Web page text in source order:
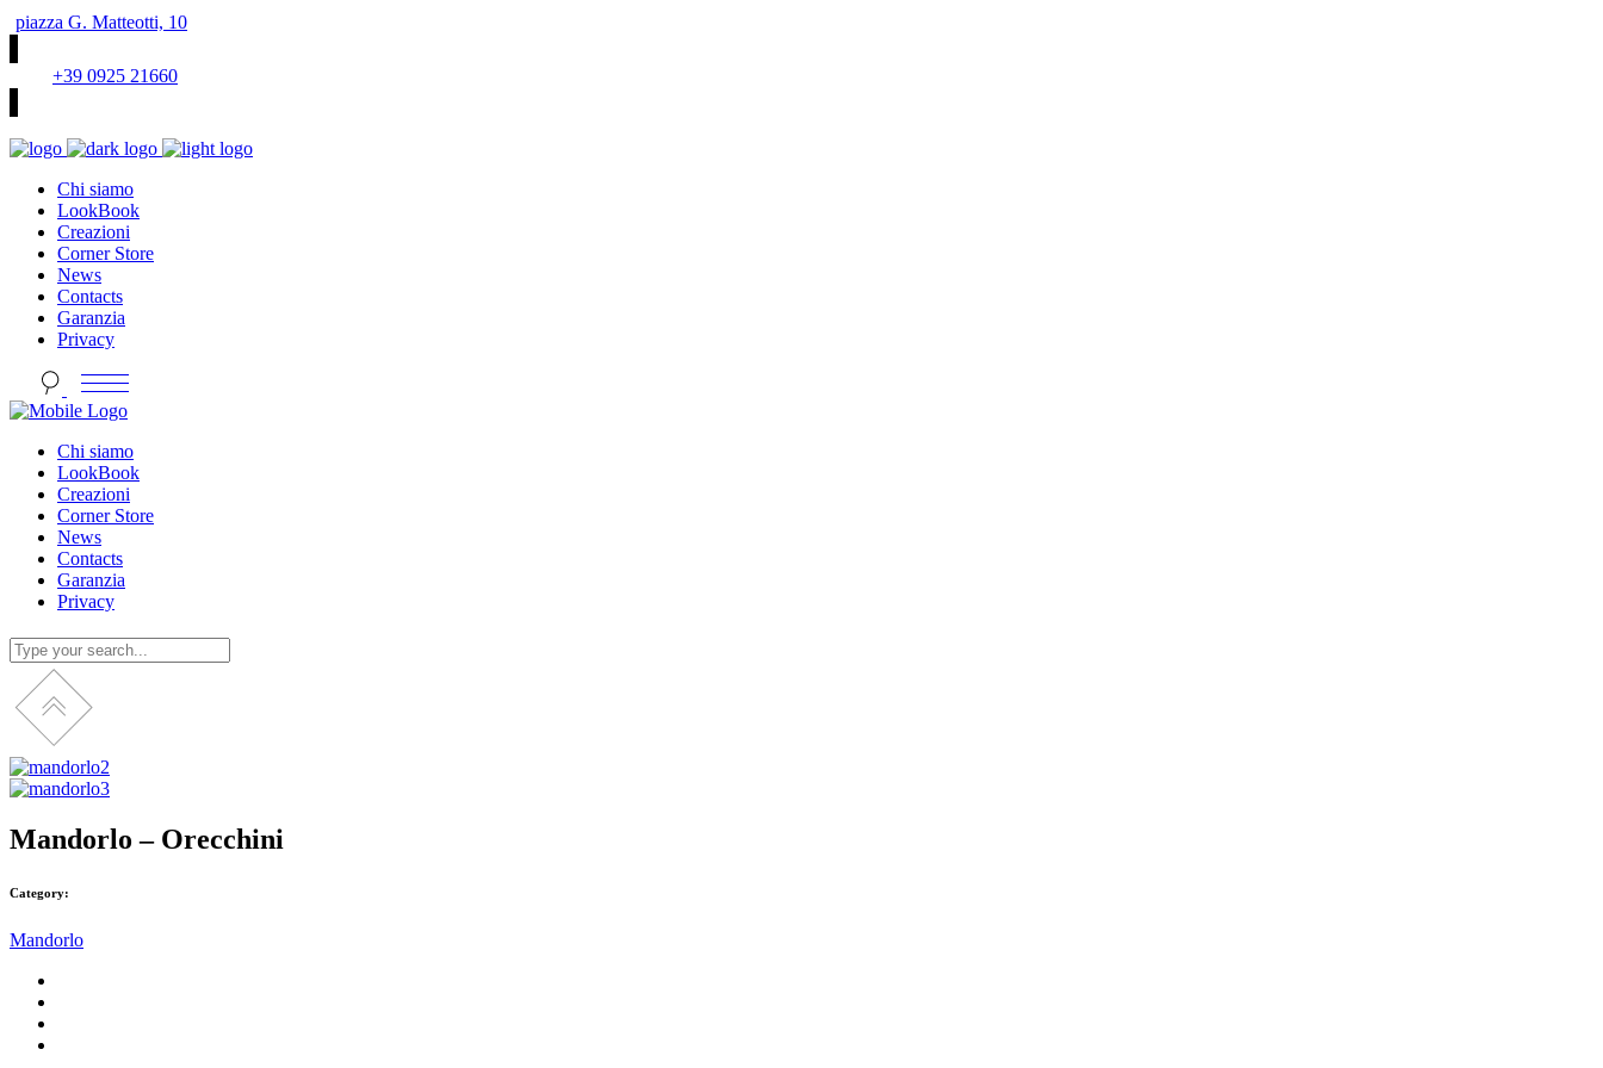
piazza G. Matteotti, 10
+39 0925 21660
Chi siamo
LookBook
Creazioni
Corner Store
News
Contacts
Garanzia
Privacy
Chi siamo
LookBook
Creazioni
Corner Store
News
Contacts
Garanzia
Privacy
Mandorlo – Orecchini
Category:
Mandorlo